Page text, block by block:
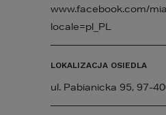
www.facebook.com/
locale=pl_PL
LOKALIZACJA OSIEDLA
ul. Pabianicka 95, 97-